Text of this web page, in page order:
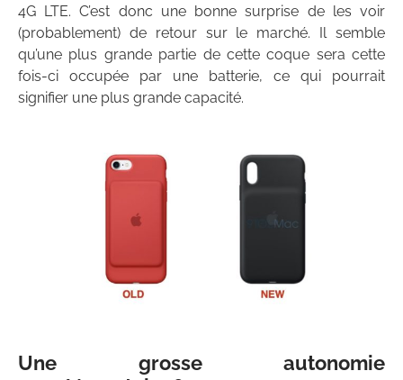
4G LTE. C’est donc une bonne surprise de les voir
(probablement) de retour sur le marché. Il semble
qu’une plus grande partie de cette coque sera cette
fois-ci occupée par une batterie, ce qui pourrait
signifier une plus grande capacité.
Une grosse autonomie